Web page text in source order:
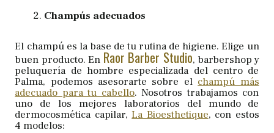
Champús adecuados
El champú es la base de tu rutina de higiene. Elige un
buen producto. En Raor Barber Studio, barbershop y
peluquería de hombre especializada del centro de
Palma, podemos asesorarte sobre el champú más
adecuado para tu cabello. Nosotros trabajamos con
uno de los mejores laboratorios del mundo de
dermocosmética capilar,La Bioesthetique, con estos
4 modelos: